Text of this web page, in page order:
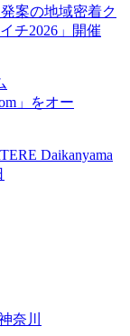
案の地域密着ク
チ2026」開催
Daikanyama
奈川